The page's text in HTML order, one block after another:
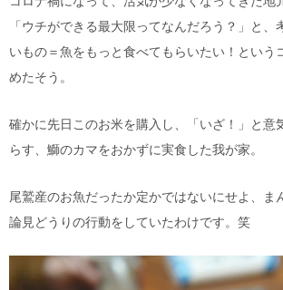
「ウチができる最大限ってなんだろう？」と、
いもの＝魚をもっと食べてもらいたい！という
めたそう。
確かに先日このお米を購入し、「いざ！」と意
らす、鰤のカマをおかずに実食した我が家。
尾鷲産のお魚だったか定かではないにせよ、ま
論見どうりの行動をしていたわけです。笑